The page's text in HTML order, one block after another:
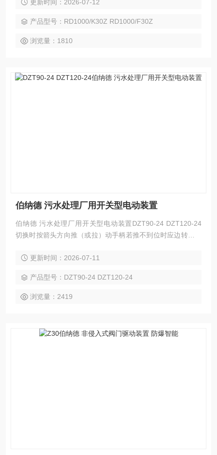
作。 更新时间：2026-07-12
产品型号：RD1000/K30Z RD1000/F30Z
浏览量：1810
伯纳德 污水处理厂用开关型电动装置
伯纳德 污水处理厂用开关型电动装置DZT90-24 DZT120-24
切换时按箭头方向推（或拉）动手柄若推不到位时应边转动手
更新时间：2026-07-11
产品型号：DZT90-24 DZT120-24
浏览量：2419